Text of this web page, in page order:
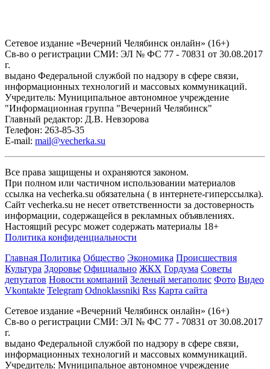
Сетевое издание «Вечерний Челябинск онлайн» (16+)
Cв-во о регистрации СМИ: ЭЛ № ФС 77 - 70831 от 30.08.2017
г.
выдано Федеральной службой по надзору в сфере связи,
информационных технологий и массовых коммуникаций.
Учредитель: Муниципальное автономное учреждение
"Информационная группа "Вечерний Челябинск"
Главный редактор: Д.В. Невзорова
Телефон: 263-85-35
E-mail: mail@vecherka.su
Все права защищены и охраняются законом.
При полном или частичном использовании материалов
ссылка на vecherka.su обязательна ( в интернете-гиперссылка).
Сайт vecherka.su не несет ответственности за достоверность
информации, содержащейся в рекламных объявлениях.
Настоящий ресурс может содержать материалы 18+
Политика конфиденциальности
Главная Политика Общество Экономика Происшествия
Культура Здоровье Официально ЖКХ Гордума Советы
депутатов Новости компаний Зеленый мегаполис Фото Видео
Vkontakte Telegram Odnoklassniki Rss Карта сайта
Сетевое издание «Вечерний Челябинск онлайн» (16+)
Cв-во о регистрации СМИ: ЭЛ № ФС 77 - 70831 от 30.08.2017
г.
выдано Федеральной службой по надзору в сфере связи,
информационных технологий и массовых коммуникаций.
Учредитель: Муниципальное автономное учреждение